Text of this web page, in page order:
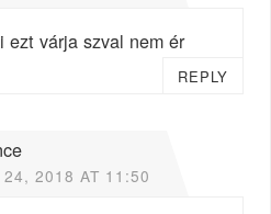
ezt várja szval nem ér
REPLY
24, 2018 AT 11:50